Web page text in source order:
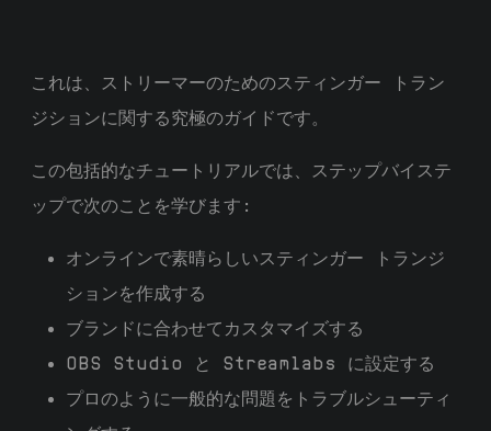
これは、ストリーマーのためのスティンガー トラン
ジションに関する究極のガイドです。
この包括的なチュートリアルでは、ステップバイステ
ップで次のことを学びます:
オンラインで素晴らしいスティンガー トランジ
ションを作成する
ブランドに合わせてカスタマイズする
OBS Studio と Streamlabs に設定する
プロのように一般的な問題をトラブルシューティ